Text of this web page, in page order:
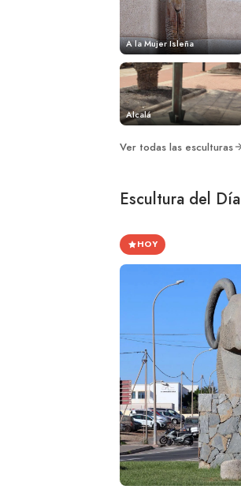
A la Mujer Isleña
Alcalá
Ver todas las esculturas
Escultura del Día
HOY